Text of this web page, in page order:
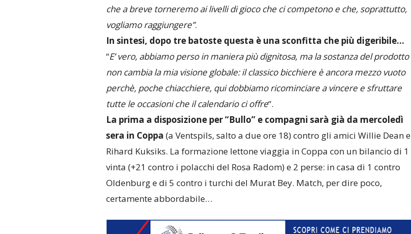
che a breve torneremo ai livelli di gioco che ci competono e che, soprattutto,
vogliamo raggiungere”.
In sintesi, dopo tre batoste questa è una sconfitta che più digeribile…
“E’ vero, abbiamo perso in maniera più dignitosa, ma la sostanza del prodotto
non cambia la mia visione globale: il classico bicchiere è ancora mezzo vuoto
perchè, poche chiacchiere, qui dobbiamo ricominciare a vincere e sfruttare
tutte le occasioni che il calendario ci offre“.
La prima a disposizione per “Bullo” e compagni sarà già da mercoledì
sera in Coppa (a Ventspils, salto a due ore 18) contro gli amici Willie Dean e
Rihard Kuksiks. La formazione lettone viaggia in Coppa con un bilancio di 1
vinta (+21 contro i polacchi del Rosa Radom) e 2 perse: in casa di 1 contro
Oldenburg e di 5 contro i turchi del Murat Bey. Match, per dire poco,
certamente abbordabile…